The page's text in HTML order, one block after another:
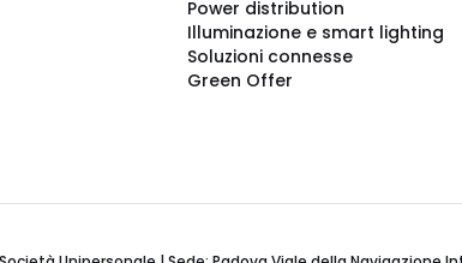
Power distribution
Illuminazione e smart lighting
Soluzioni connesse
Green Offer